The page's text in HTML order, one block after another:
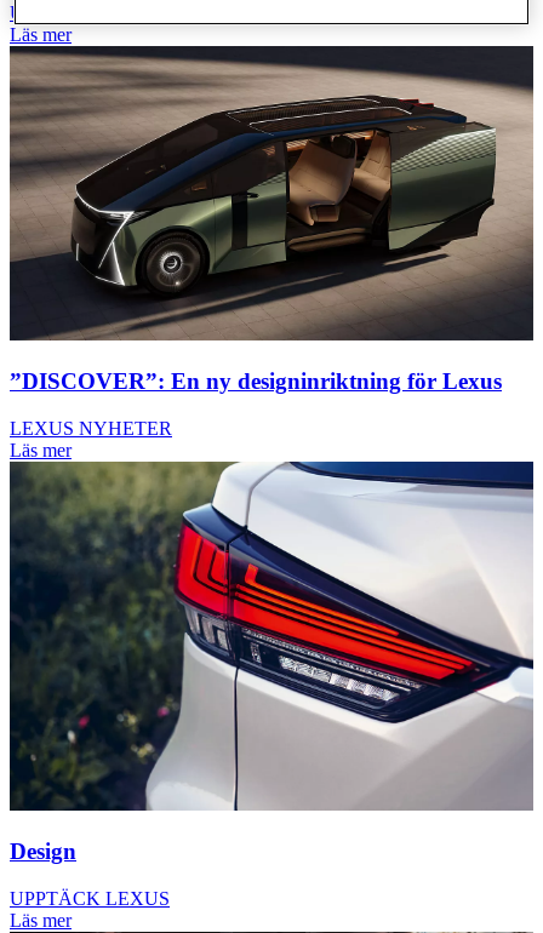
UPPTÄCK LEXUS
Läs mer
”DISCOVER”: En ny designinriktning för Lexus
LEXUS NYHETER
Läs mer
Design
UPPTÄCK LEXUS
Läs mer